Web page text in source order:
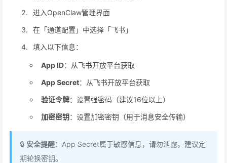
进入OpenClaw管理界面
在「通道配置」中选择「飞书」
填入以下信息：
App ID：从飞书开放平台获取
App Secret：从飞书开放平台获取
验证令牌：设置强密码（建议16位以上）
加密密钥：设置加密密钥（用于消息安全传输）
🔒 安全提醒：App Secret属于敏感信息，请勿泄露。建议定
期轮换密钥。